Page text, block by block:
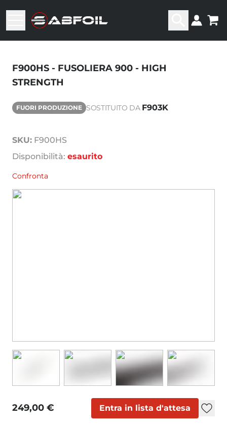
F900HS - FUSOLIERA 900 - HIGH
STRENGTH
FUORI PRODUZIONE SOSTITUITO DA F903K
SKU: F900HS
Disponibilità: esaurito
Confronta
249,00 € Entra in lista d'attesa